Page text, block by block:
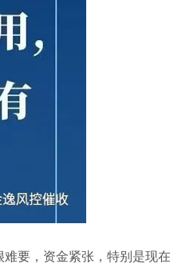
要，资金紧张，特别是现